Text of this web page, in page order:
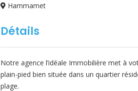
Hammamet
Détails
Notre agence l’idéale Immobilière met à
plain-pied bien située dans un quartier
plage.